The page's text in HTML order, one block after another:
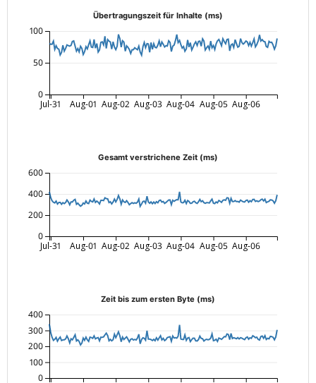
Übertragungszeit für Inhalte (ms)
Jul-31 Aug-01 Aug-02 Aug-03 Aug-04 Aug-05 Aug-06
0
50
100
Gesamt verstrichene Zeit (ms)
Jul-31 Aug-01 Aug-02 Aug-03 Aug-04 Aug-05 Aug-06
0
200
400
600
Zeit bis zum ersten Byte (ms)
0
100
200
300
400